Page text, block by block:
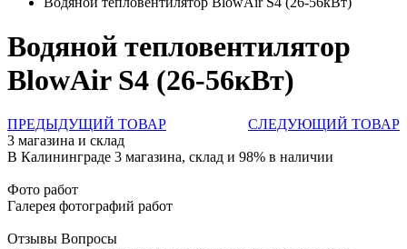
Водяной тепловентилятор
BlowAir S4 (26-56кВт)
ПРЕДЫДУЩИЙ ТОВАР
СЛЕДУЮЩИЙ ТОВАР
3 магазина и склад
В Калининграде 3 магазина, склад и 98% в наличии
Фото работ
Галерея фотографий работ
Отзывы Вопросы